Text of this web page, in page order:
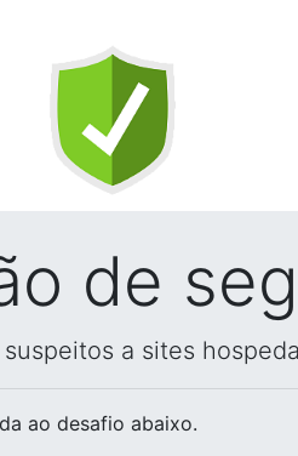
de
a sites
ao desafio abaixo.